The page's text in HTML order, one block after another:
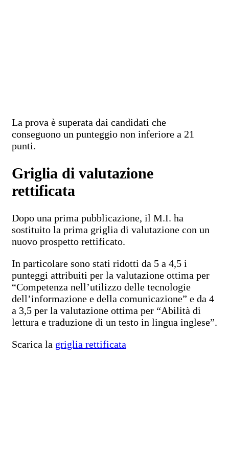
La prova è superata dai candidati che
conseguono un punteggio non inferiore a 21
punti.
Griglia di valutazione
rettificata
Dopo una prima pubblicazione, il M.I. ha
sostituito la prima griglia di valutazione con un
nuovo prospetto rettificato.
In particolare sono stati ridotti da 5 a 4,5 i
punteggi attribuiti per la valutazione ottima per
“Competenza nell’utilizzo delle tecnologie
dell’informazione e della comunicazione” e da 4
a 3,5 per la valutazione ottima per “Abilità di
lettura e traduzione di un testo in lingua inglese”.
Scarica la griglia rettificata